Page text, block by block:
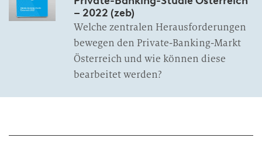
– 2022 (zeb)
Welche zentralen Herausforderungen
bewegen den Private-Banking-Markt
Österreich und wie können diese
bearbeitet werden?